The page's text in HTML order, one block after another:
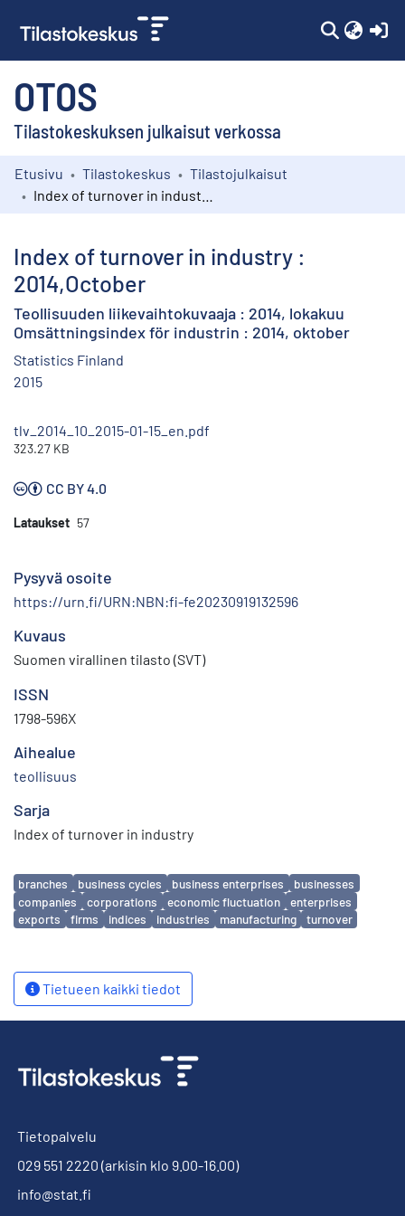
OTOS
Tilastokeskuksen julkaisut verkossa
Kokoelmat
Etusivu Tilastokeskus
Tilastojulkaisut
Index of turnover in industry :
2014,October
Teollisuuden liikevaihtokuvaaja : 2014, lokakuu
Omsättningsindex för industrin : 2014, oktober
Statistics Finland
2015
tlv_2014_10_2015-01-15_en.pdf
323.27 KB
CC BY 4.0
Lataukset 57
Pysyvä osoite
https://urn.fi/URN:NBN:fi-fe20230919132596
Kuvaus
Suomen virallinen tilasto (SVT)
ISSN
1798-596X
Aihealue
teollisuus
Sarja
Index of turnover in industry
Avainsanat
branches business cycles business enterprises
businesses
companies
corporations economic fluctuation
enterprises
exports
firms indices industries manufacturing turnover
Tietueen kaikki tiedot
Tietopalvelu
029 551 2220 (arkisin klo 9.00-16.00)
info@stat.fi